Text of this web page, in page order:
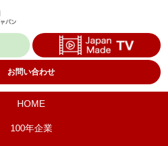
お問い合わせ
HOME
100年企業